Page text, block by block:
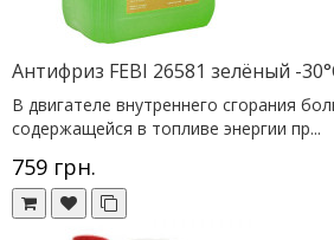
Антифриз FEBI 26581 зелёный -
В двигателе внутреннего сгорания
содержащейся в топливе энергии пр...
759 грн.